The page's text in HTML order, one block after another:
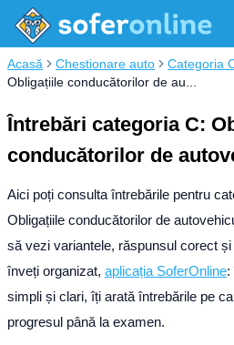
Acasă Chestionare auto Categoria
Obligațiile conducătorilor de au...
Întrebări categoria C:
conducătorilor de
Aici poți consulta întrebările pentru
Obligațiile conducătorilor de
să vezi variantele, răspunsul corect și
înveți organizat, aplicația SoferOnline:
simpli și clari, îți arată întrebările pe
progresul până la examen.